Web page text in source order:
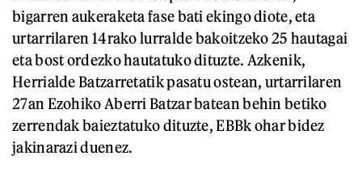
bigarren aukeraketa fase bati ekingo diote, eta
urtarrilaren 14rako lurralde bakoitzeko 25 hautagai
eta bost ordezko hautatuko dituzte. Azkenik,
Herrialde Batzarretatik pasatu ostean, urtarrilaren
27an Ezohiko Aberri Batzar batean behin betiko
zerrendak baieztatuko dituzte, EBBk ohar bidez
jakinarazi duenez.